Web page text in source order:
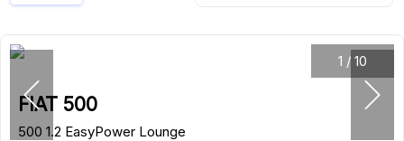
1 / 10
FIAT 500
500 1.2 EasyPower Lounge